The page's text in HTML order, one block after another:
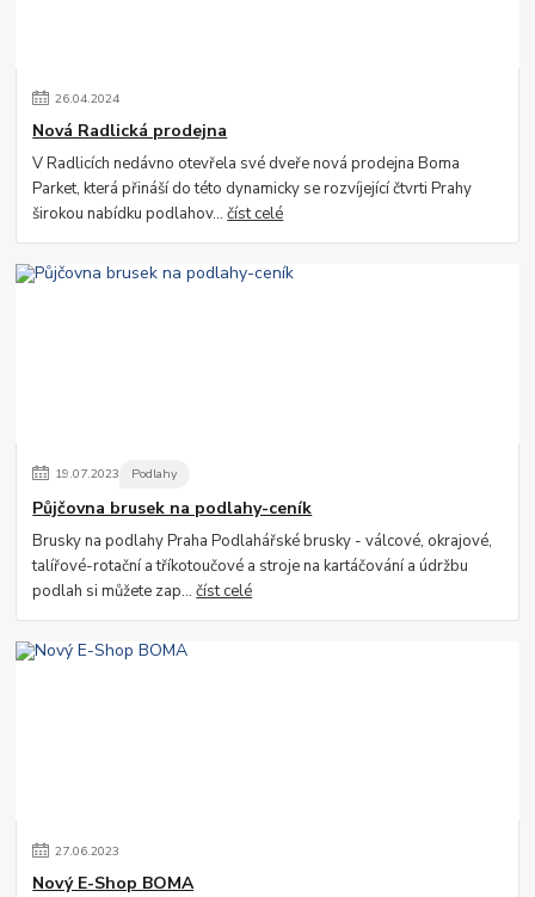
26.04.2024
Nová Radlická prodejna
V Radlicích nedávno otevřela své dveře nová prodejna Boma
Parket, která přináší do této dynamicky se rozvíjející čtvrti Prahy
širokou nabídku podlahov...číst celé
19.07.2023 Podlahy
Půjčovna brusek na podlahy-ceník
Brusky na podlahy Praha Podlahářské brusky - válcové, okrajové,
talířové-rotační a tříkotoučové a stroje na kartáčování a údržbu
podlah si můžete zap...číst celé
27.06.2023
Nový E-Shop BOMA